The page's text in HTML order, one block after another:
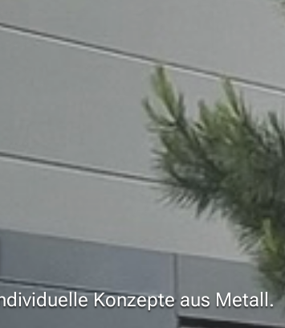
Konzepte aus Metall.